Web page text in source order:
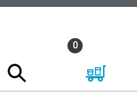
0